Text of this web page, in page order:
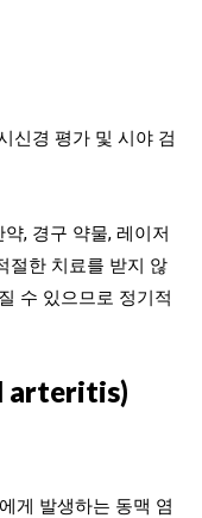
신경 평가 및 시야 검
, 경구 약물, 레이저
절한 치료를 받지 않
수 있으므로 정기적
arteritis)
게 발생하는 동맥 염